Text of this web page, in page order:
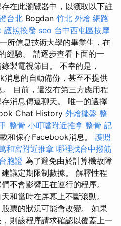
在此瀏覽器中，以獲取以下註
台北 Bogdan 竹北 外燴 網路
護照換發 seo 台中西屯區按摩
所信息技術大學的畢業生，在
經驗。 請逐步查看下面的一
製電視節目。 不幸的是，
息的自動備份，甚至不提供
目前，還沒有第三方應用程
消息傳遞聊天。 唯一的選擇
Chat History 外燴擺盤 整
整骨 小叮噹附近推拿 整骨 記
和保存Facebook消息。 護照
和宮附近推拿 哪裡找台中撥筋
胞證 為了避免由於計算機故障
議定期限制數據。 解釋性程
不會影響正在運行的程序。
和當時在屏幕上不斷滾動。
票的狀況可能會改變。 如果
則該程序請求確認以覆蓋上一